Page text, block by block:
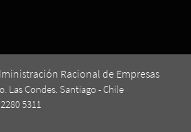
Racional de Empresas
Las Condes. Santiago - Chile
5311